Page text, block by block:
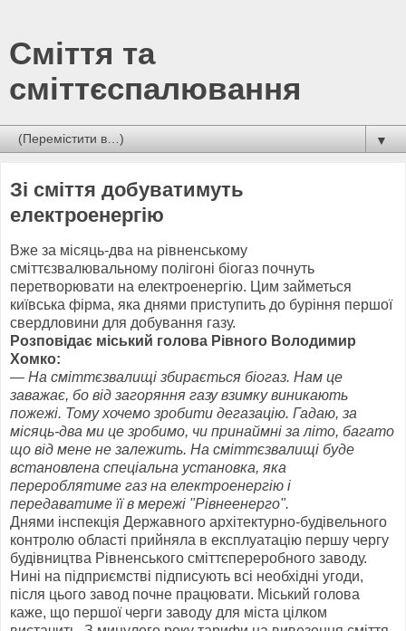
Сміття та
сміттєспалювання
▼
Зі сміття добуватимуть
електроенергію
Вже за місяць-два на рівненському
сміттєзвалювальному полігоні біогаз почнуть
перетворювати на електроенергію. Цим займеться
київська фірма, яка днями приступить до буріння першої
свердловини для добування газу.
Розповідає міський голова Рівного Володимир
Хомко:
— На сміттєзвалищі збирається біогаз. Нам це
заважає, бо від загоряння газу взимку виникають
пожежі. Тому хочемо зробити дегазацію. Гадаю, за
місяць-два ми це зробимо, чи принаймні за літо, багато
що від мене не залежить. На сміттєзвалищі буде
встановлена спеціальна установка, яка
перероблятиме газ на електроенергію і
передаватиме її в мережі "Рівнеенерго".
Днями інспекція Державного архітек­тур­но-будівельного
контролю області прийняла в експлуатацію першу чергу
будівництва Рівненського сміттєпереробного заводу.
Нині на підприємстві підписують всі необхідні угоди,
після цього завод почне працювати. Міський голова
каже, що першої черги заводу для міста цілком